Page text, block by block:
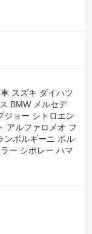
スズキ ダイハツ
BMW メルセデ
ジョー シトロエン
アルファロメオ フ
ンボルギーニ ポル
ー シボレー ハマ